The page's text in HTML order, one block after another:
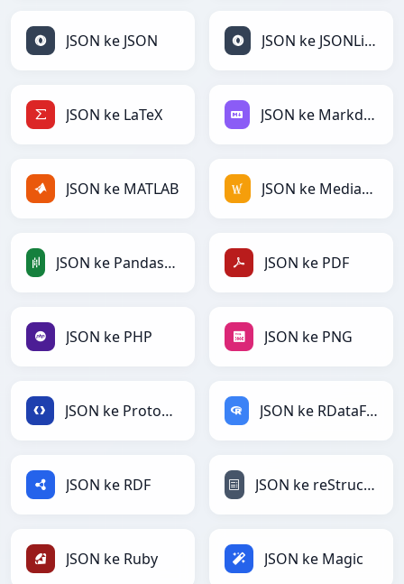
JSON ke JSON JSON ke JSONLines
JSON ke LaTeX JSON ke Markdown
JSON ke MATLAB JSON ke MediaWiki
JSON ke PandasDataFrame JSON ke PDF
JSON ke PHP JSON ke PNG
JSON ke Protobuf JSON ke RDataFrame
JSON ke RDF JSON ke reStructuredText
JSON ke Ruby JSON ke Magic